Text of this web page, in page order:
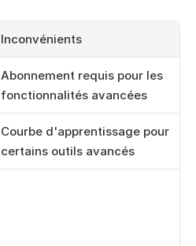
Inconvénients
Abonnement requis pour les
fonctionnalités avancées
Courbe d'apprentissage pour
certains outils avancés